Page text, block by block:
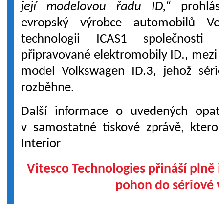
její modelovou řadu ID,“
evropský výrobce automobilů
technologii ICAS1
připravované elektromobily ID.,
model Volkswagen ID.3, jehož
rozběhne.
Další informace o uvedených
v samostatné tiskové zprávě,
Interior
Vitesco Technologies přináší
pohon do sériové